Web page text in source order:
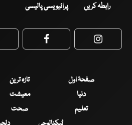
رابطہ کریں پرائیویسی پالیسی
Facebook
صفحۂ اول تازہ ترین
دنیا
معیشت
تعلیم
صحت